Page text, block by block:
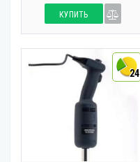
КУПИТЬ
24